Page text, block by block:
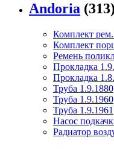
Andoria (313)
Комплект
Комплект
Ремень
Прокладка
Прокладка
Труба 1.9.1880
Труба 1.9.1960
Труба 1.9.1961
Насос
Радиатор